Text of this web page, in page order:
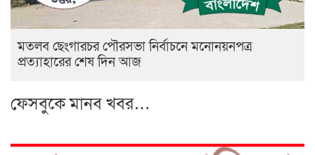
মতলব ছেংগারচর পৌরসভা নির্বাচনে মনোনয়নপত্র
প্রত্যাহারের শেষ দিন আজ
ফেসবুকে মানব খবর…